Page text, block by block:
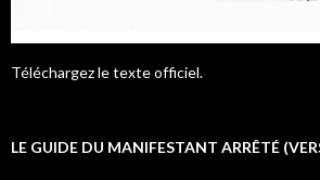
Téléchargez le texte officiel.
LE GUIDE DU MANIFESTANT ARRÊTÉ